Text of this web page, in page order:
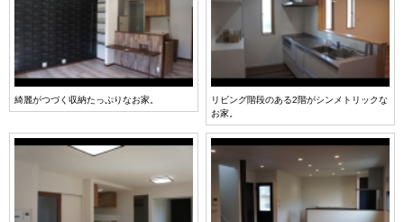
綺麗がつづく収納たっぷりなお家。
リビング階段のある2階がシンメトリックな
お家。